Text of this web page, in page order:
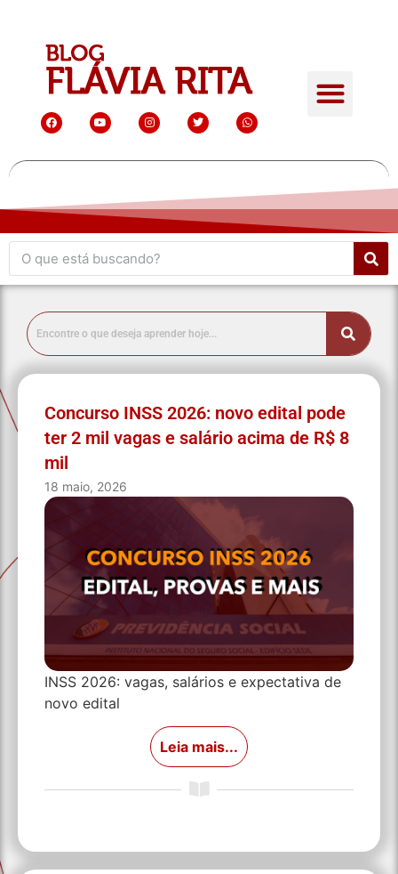
Concurso INSS 2026: novo edital pode
ter 2 mil vagas e salário acima de R$ 8
mil
18 maio, 2026
INSS 2026: vagas, salários e expectativa de
novo edital
Leia mais...